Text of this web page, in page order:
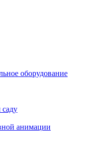
оборудование
саду
анимации